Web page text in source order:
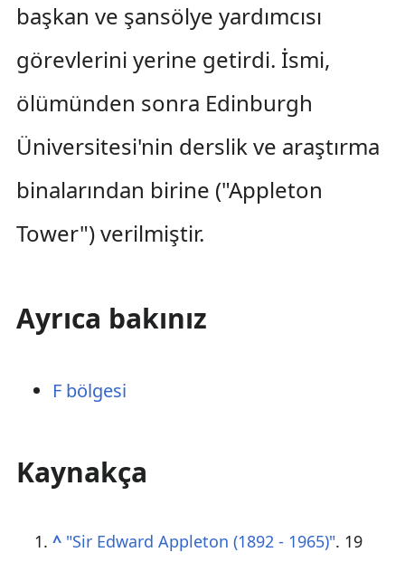
başkan ve şansölye yardımcısı
görevlerini yerine getirdi. İsmi,
ölümünden sonra Edinburgh
Üniversitesi'nin derslik ve araştırma
binalarından birine ("Appleton
Tower") verilmiştir.
Ayrıca bakınız
F bölgesi
Kaynakça
^ "Sir Edward Appleton (1892 - 1965)". 19